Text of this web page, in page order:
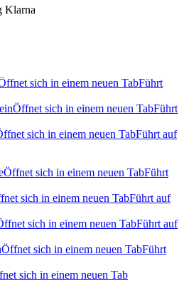
sich in einem neuen TabFührt
Öffnet sich in einem neuen TabFührt
sich in einem neuen TabFührt auf
Öffnet sich in einem neuen TabFührt
sich in einem neuen TabFührt auf
sich in einem neuen TabFührt auf
Öffnet sich in einem neuen TabFührt
sich in einem neuen Tab